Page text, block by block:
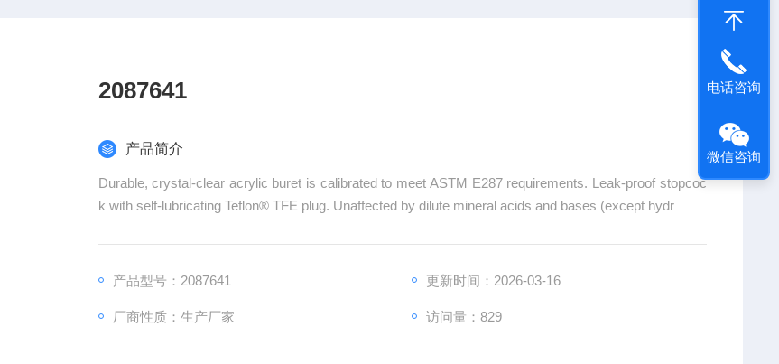
2087641
产品简介
Durable, crystal-clear acrylic buret is calibrated to meet ASTM E287 requirements. Leak-proof stopcoc
k with self-lubricating Teflon® TFE plug. Unaffected by dilute mineral acids and bases (except hydr
产品型号：2087641 更新时间：2026-03-16
厂商性质：生产厂家 访问量：829
电话咨询
微信咨询